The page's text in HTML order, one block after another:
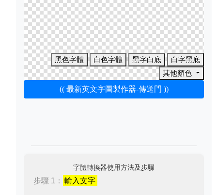
黑色字體 白色字體 黑字白底
白字黑底
其他顏色
(( 最新英文字圖製作器-傳送門 ))
字體轉換器使用方法及步驟
步驟 1： 輸入文字